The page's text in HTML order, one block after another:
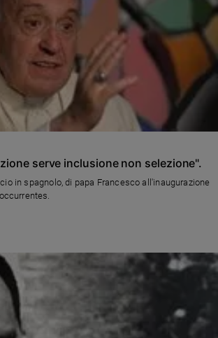
serve inclusione non selezione".
in spagnolo, di papa Francesco all'inaugurazione